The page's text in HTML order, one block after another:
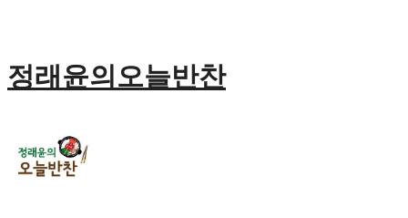
정래윤의오늘반찬